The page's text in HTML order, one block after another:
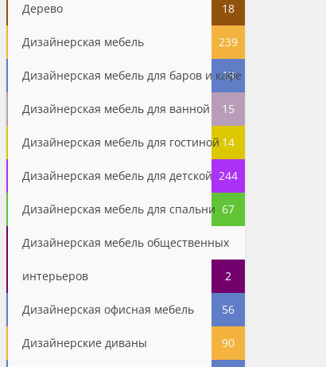
Дерево 18
Дизайнерская мебель 239
Дизайнерская мебель для баров и кафе
13
Дизайнерская мебель для ванной 15
Дизайнерская мебель для гостиной 14
Дизайнерская мебель для детской 244
Дизайнерская мебель для спальни 67
Дизайнерская мебель общественных
интерьеров 2
Дизайнерская офисная мебель 56
Дизайнерские диваны 90